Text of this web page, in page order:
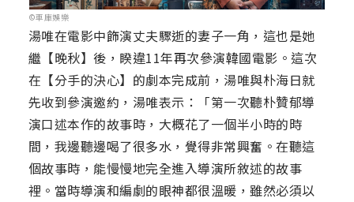
©車庫娛樂
湯唯在電影中飾演丈夫驟逝的妻子一角，這也是她
繼【晚秋】後，睽違11年再次參演韓國電影。這次
在【分手的決心】的劇本完成前，湯唯與朴海日就
先收到參演邀約，湯唯表示：「第一次聽朴贊郁導
演口述本作的故事時，大概花了一個半小時的時
間，我邊聽邊喝了很多水，覺得非常興奮。在聽這
個故事時，能慢慢地完全進入導演所敘述的故事
裡。當時導演和編劇的眼神都很溫暖，雖然必須以